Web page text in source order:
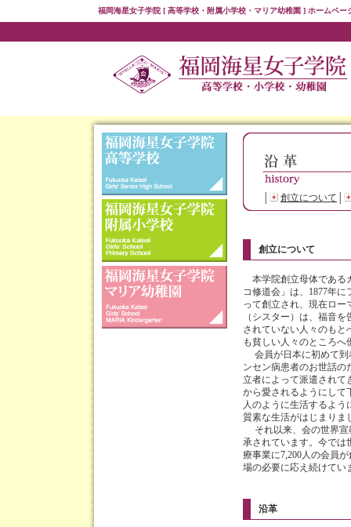
福岡海星女子学院 [ 高等学校・附属小学校・マリア幼稚園 ] ホームペー
創立について
創立について
本学院創立母体である
コ修道会」は、1877年
って創立され、現在ロ
（シスター）は、福音
されていない人々のもと
も貧しい人々のところ
会員が日本に初めて到
ンセン病患者のお世話の
立者によって派遣されて
から愛されるようにして
人のように生活するよ
質素な生活がはじまりま
それ以来、会の世界宣
承されています。今では
療事業に7,200人の会員
場の必要に応え続けてい
沿革